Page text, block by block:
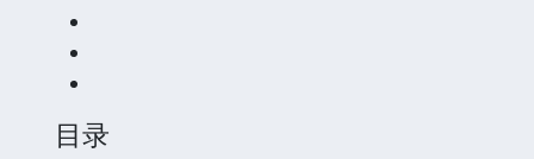
目录